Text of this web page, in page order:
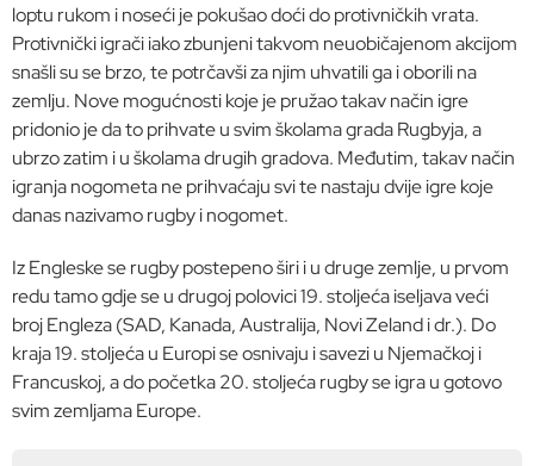
loptu rukom i noseći je pokušao doći do protivničkih vrata.
Protivnički igrači iako zbunjeni takvom neuobičajenom akcijom
snašli su se brzo, te potrčavši za njim uhvatili ga i oborili na
zemlju. Nove mogućnosti koje je pružao takav način igre
pridonio je da to prihvate u svim školama grada Rugbyja, a
ubrzo zatim i u školama drugih gradova. Međutim, takav način
igranja nogometa ne prihvaćaju svi te nastaju dvije igre koje
danas nazivamo rugby i nogomet.
Iz Engleske se rugby postepeno širi i u druge zemlje, u prvom
redu tamo gdje se u drugoj polovici 19. stoljeća iseljava veći
broj Engleza (SAD, Kanada, Australija, Novi Zeland i dr.). Do
kraja 19. stoljeća u Europi se osnivaju i savezi u Njemačkoj i
Francuskoj, a do početka 20. stoljeća rugby se igra u gotovo
svim zemljama Europe.